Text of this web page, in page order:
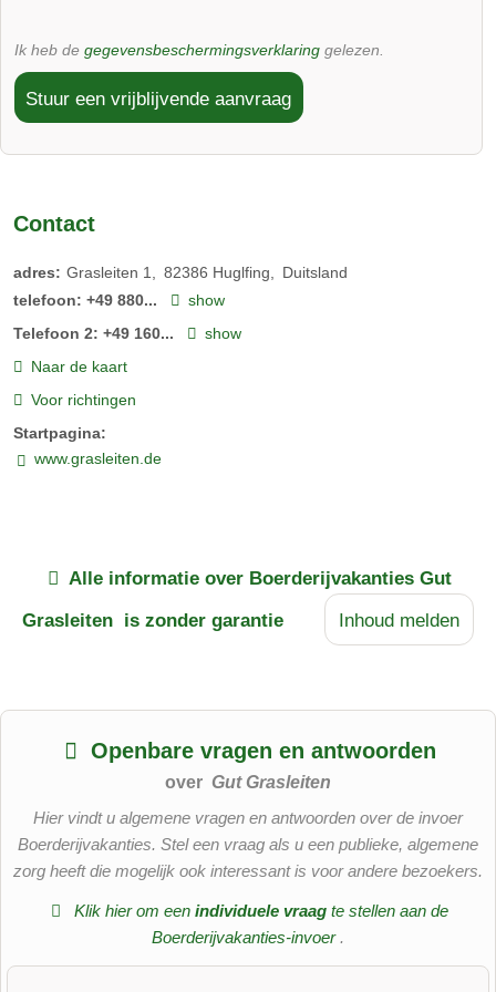
Terras met beschut buitenzitje
Keuken-woonkamer en slaapkamer elk uitgerust met tv
Stereo-installatie, satelliet-tv en internet, WiFi
https://grasleiten.de/wohnen/ferienwohnung-
apfelbaum/
Appartement Esdoorn
Het appartement is gelegen in de Stallstadel -
verbindingsgebouw tussen het landhuis en het bediendenhuis.
Er zijn 2 tafelsets in de grote woonkamer. Hierdoor hebben de
wordt vaak gebruikt door bevriende families omdat het direct
verbonden kan worden met het Birke appartement. Voor het
schattige vogelnest (kinderslaapkamer in de dakkapel)
Marie
Ik heb de gegevensbeschermingsverklaring gelezen.
Stuur een vrijblijvende aanvraag
Contact
adres: Grasleiten 1 82386 Huglfing
Duitsland
telefoon: +49 880...
show
Telefoon 2: +49 160...
show
Naar de kaart
Voor richtingen
Startpagina:
www.grasleiten.de
Alle informatie over Boerderijvakanties Gut
Grasleiten is zonder garantie Inhoud melden
Openbare vragen en antwoorden
over Gut Grasleiten
Hier vindt u algemene vragen en antwoorden over de invoer
Boerderijvakanties. Stel een vraag als u een publieke, algemene
zorg heeft die mogelijk ook interessant is voor andere bezoekers.
Klik hier om een ​​individuele vraagte stellen aan de
Boerderijvakanties-invoer .